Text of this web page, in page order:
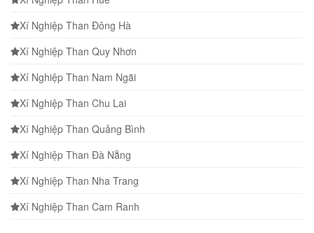
Xí Nghiệp Than Đông Hà
Xí Nghiệp Than Quy Nhơn
Xí Nghiệp Than Nam Ngãi
Xí Nghiệp Than Chu Lai
Xí Nghiệp Than Quảng Bình
Xí Nghiệp Than Đà Nẵng
Xí Nghiệp Than Nha Trang
Xí Nghiệp Than Cam Ranh